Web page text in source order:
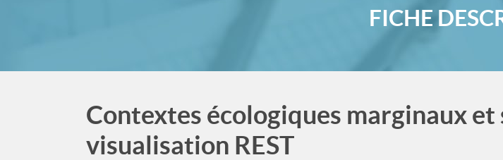
FICHE
Contextes écologiques marginaux et
visualisation REST